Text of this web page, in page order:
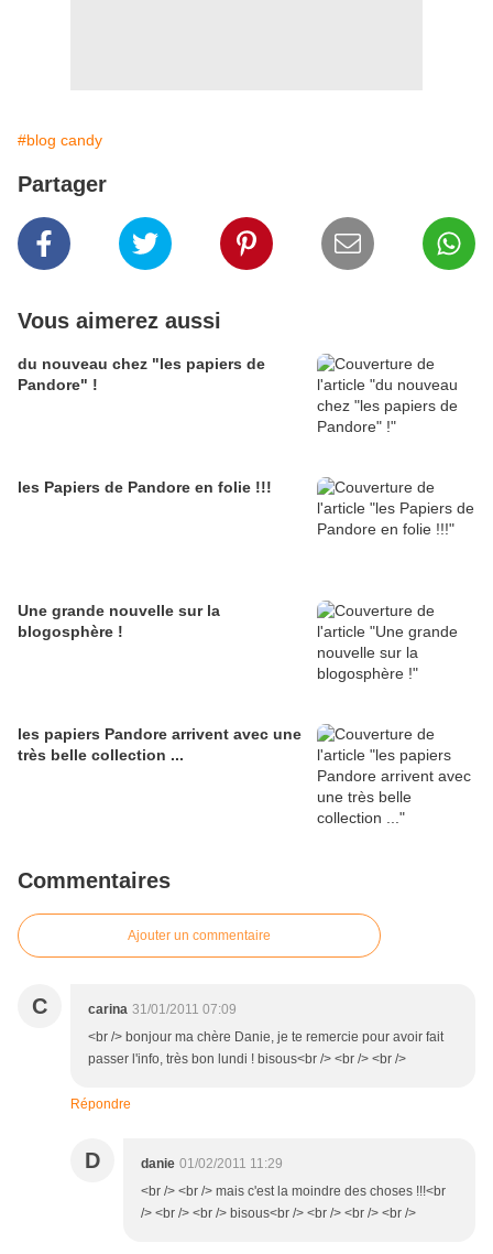
#blog candy
Partager
Vous aimerez aussi
du nouveau chez "les papiers de
Pandore" !
les Papiers de Pandore en folie !!!
Une grande nouvelle sur la
blogosphère !
les papiers Pandore arrivent avec une
très belle collection ...
Commentaires
Ajouter un commentaire
C carina 31/01/2011 07:09
<br /> bonjour ma chère Danie, je te remercie pour avoir fait
passer l'info, très bon lundi ! bisous<br /> <br /> <br />
Répondre
D danie 01/02/2011 11:29
<br /> <br /> mais c'est la moindre des choses !!!<br
/> <br /> <br /> bisous<br /> <br /> <br /> <br />